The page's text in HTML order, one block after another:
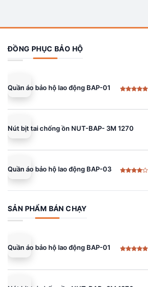
ĐỒNG PHỤC BẢO HỘ
Quần áo bảo hộ lao động BAP-01
5 sao
Giá
là:
Giá
tại
195.000 ₫.
Nút bịt tai chống ồn NUT-BAP- 3M 1270
Quần áo bảo hộ lao động BAP-03
hạng
Giá
gốc
là:
256.500 ₫.
Giá
hiện
tại
là:
195.000 ₫.
SẢN PHẨM BÁN CHẠY
Quần áo bảo hộ lao động BAP-01
5 sao
Giá
là:
Giá
tại